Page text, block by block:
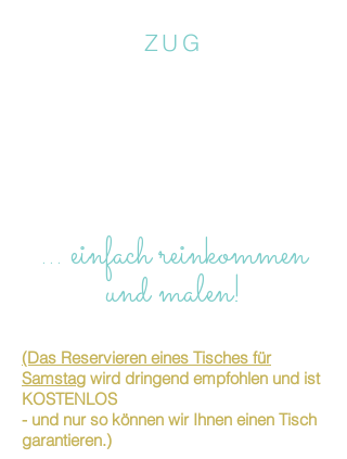
ZUG
… einfach reinkommen
und malen!
(Das Reservieren eines Tisches für
Samstag wird dringend empfohlen und ist
KOSTENLOS
- und nur so können wir Ihnen einen Tisch
garantieren.)